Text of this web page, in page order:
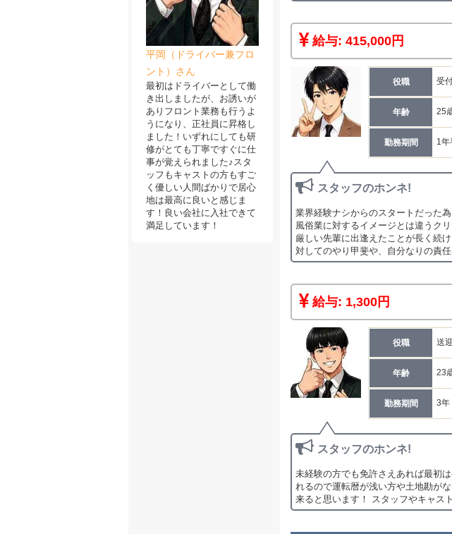
平岡（ドライバー兼フロ
ント）さん
最初はドライバーとして働
き出しましたが、お誘いが
ありフロント業務も行うよ
うになり、正社員に昇格し
ました！いずれにしても研
修がとても丁寧ですぐに仕
事が覚えられました♪スタ
ッフもキャストの方もすご
く優しい人間ばかりで居心
地は最高に良いと感じま
す！良い会社に入社できて
満足しています！
給与: 415,000円
役職 受
年齢 25
勤務期間 1年
スタッフのホンネ!
業界経験ナシからのスタートだった
風俗業に対するイメージとは違うク
厳しい先輩に出逢えたことが長く続
対してのやり甲斐や、自分なりの責
給与: 1,300円
役職 送
年齢 23
勤務期間 3年
スタッフのホンネ!
未経験の方でも免許さえあれば最初
れるので運転暦が浅い方や土地勘が
来ると思います！ スタッフやキャス